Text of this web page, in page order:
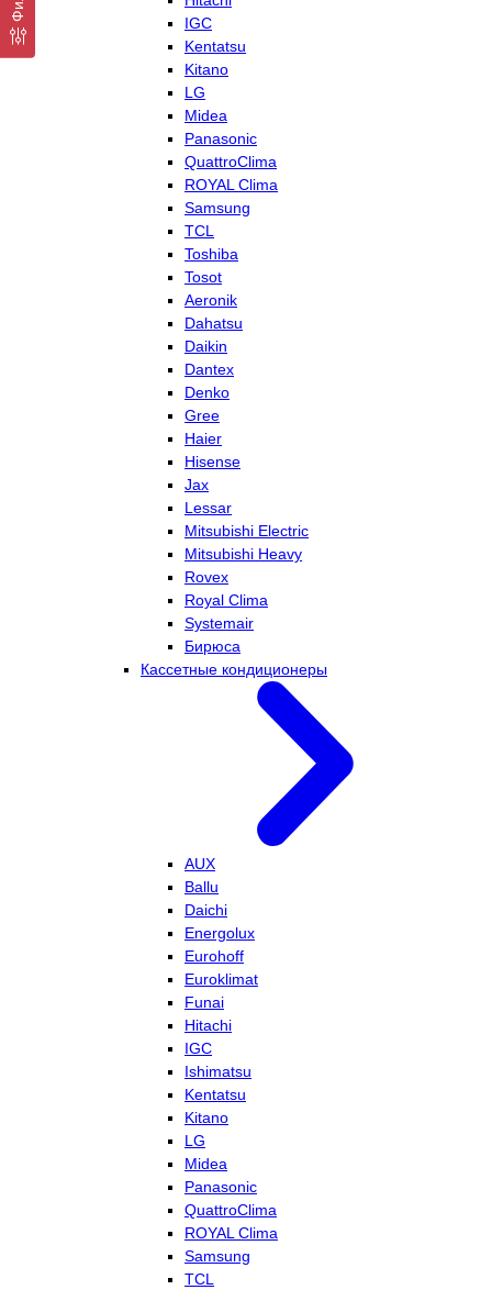
IGC
Kentatsu
Kitano
LG
Midea
Panasonic
QuattroClima
ROYAL Clima
Samsung
TCL
Toshiba
Tosot
Aeronik
Dahatsu
Daikin
Dantex
Denko
Gree
Haier
Hisense
Jax
Lessar
Mitsubishi Electric
Mitsubishi Heavy
Rovex
Royal Clima
Systemair
Бирюса
Кассетные кондиционеры
AUX
Ballu
Daichi
Energolux
Eurohoff
Euroklimat
Funai
Hitachi
IGC
Ishimatsu
Kentatsu
Kitano
LG
Midea
Panasonic
QuattroClima
ROYAL Clima
Samsung
TCL